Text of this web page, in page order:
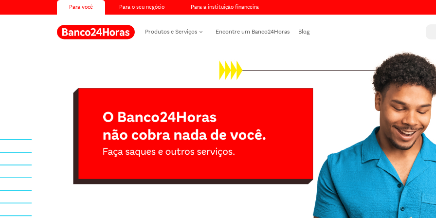
Para você Para o seu negócio Para a instituição financeira
Produtos e Serviços Encontre um Banco24Horas Blog
Vale-presente mini Banco24Horas